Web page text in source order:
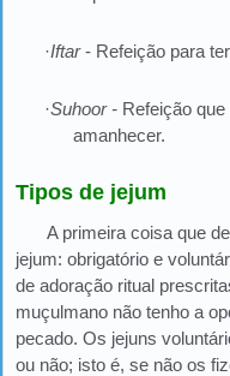
·Iftar- Refeição para
·Suhoor - Refeição
amanhecer.
Tipos de jejum
A primeira coisa que
jejum: obrigatório e
de adoração ritual
muçulmano não tenho a
pecado. Os jejuns
ou não; isto é, se não os